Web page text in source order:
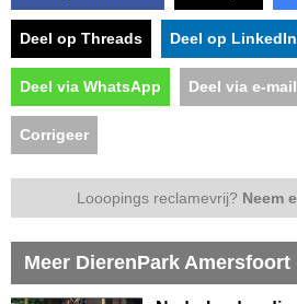
Deel op Threads Deel op LinkedIn
Deel via WhatsApp Deel via e-mail
Corrigeer
Looopings reclamevrij? Neem
Meer DierenPark Amersfoort